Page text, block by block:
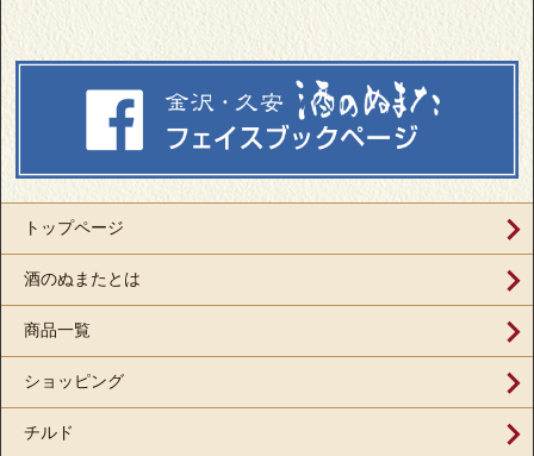
トップページ
酒のぬまたとは
商品一覧
ショッピング
チルド